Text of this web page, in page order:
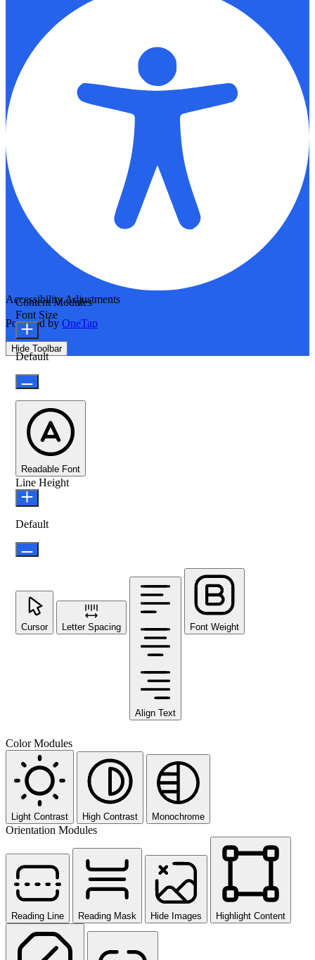
Accessibility Adjustments
Powered by OneTap
Hide Toolbar
Content Modules
Font Size
Default
Readable Font
Line Height
Default
Cursor Letter Spacing
Align Text
Font Weight
Color Modules
Light Contrast High Contrast Monochrome
Orientation Modules
Reading Line Reading Mask Hide Images Highlight Content